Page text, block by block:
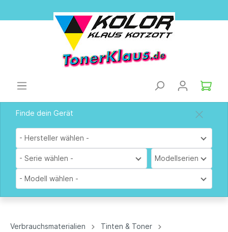
Finde dein Gerät
- Hersteller wählen -
- Serie wählen - Modellserien
- Modell wählen -
Verbrauchsmaterialien
Tinten & Toner